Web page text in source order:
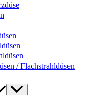
/ Flachstrahldüsen